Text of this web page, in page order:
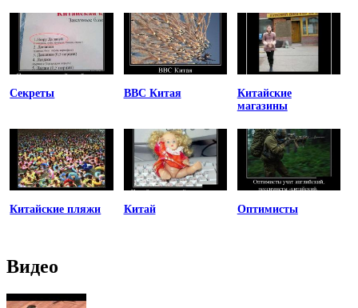
Секреты ВВС Китая
Китайские
магазины
Китайские пляжи Китай Оптимисты
Видео